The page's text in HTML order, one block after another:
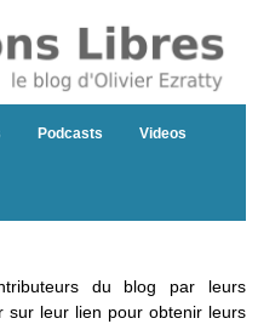
Podcasts Videos
du blog par leurs
sur leur lien pour obtenir leurs